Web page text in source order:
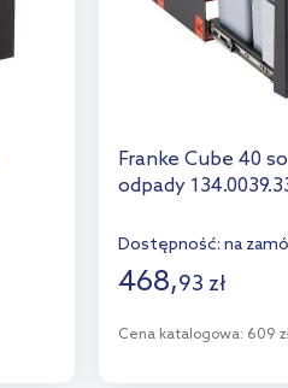
Franke Cube 40
odpady
Dostępność: na
468,93 zł
Cena katalogowa: 609